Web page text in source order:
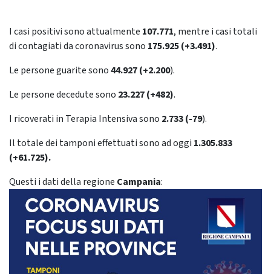
I casi positivi sono attualmente 107.771, mentre i casi totali
di contagiati da coronavirus sono 175.925 (+3.491).
Le persone guarite sono44.927 (+2.200).
Le persone decedute sono 23.227 (+482).
I ricoverati in Terapia Intensiva sono 2.733 (-79).
Il totale dei tamponi effettuati sono ad oggi 1.305.833
(+61.725).
Questi i dati della regione Campania: